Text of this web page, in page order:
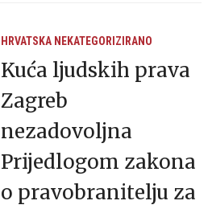
HRVATSKA NEKATEGORIZIRANO
Kuća ljudskih prava
Zagreb
nezadovoljna
Prijedlogom zakona
o pravobranitelju za